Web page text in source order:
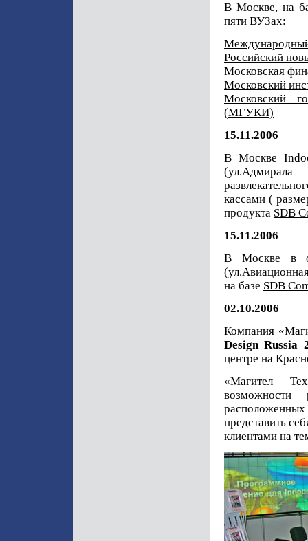
В Москве, на
пяти ВУЗах:
Российский
Московская
Московский
Московский
(МГУКИ)
15.11.2006
В Москве
кассами (
продукта SDB
15.11.2006
В Москве в
на базе SDB
02.10.2006
Компания
DesignRussia
центре на
«Магител
возможности
представить
клиентами на